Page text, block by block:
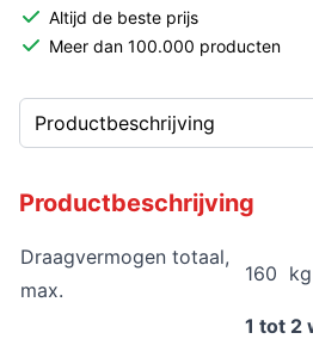
Altijd de beste prijs
Meer dan 100.000 producten
Productbeschrijving
Draagvermogen totaal,
max.
160 kg
1 tot 2